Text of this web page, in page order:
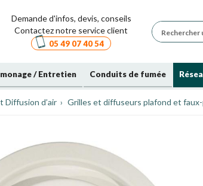
Demande d'infos, devis, conseils
Contactez notre service client
05 49 07 40 54
/ Entretien Conduits de fumée
Diffusion d’air Grilles et diffuseurs plafond et